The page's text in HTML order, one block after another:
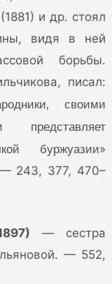
и др. стоял
видя в ней
борьбы.
писал:
своими
представляет
буржуазии»
243, 377, 470–
— сестра
— 552,